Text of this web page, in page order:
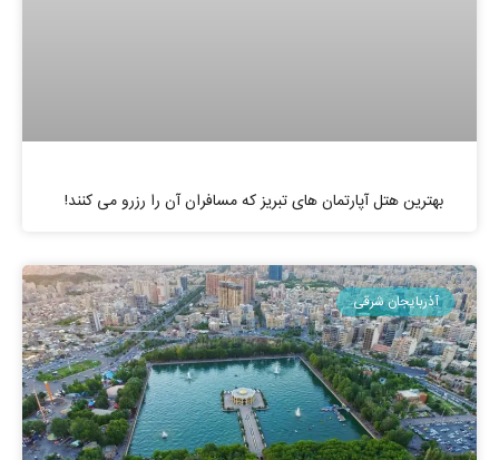
بهترین هتل آپارتمان های تبریز که مسافران آن را رزرو می کنند!
آذربایجان شرقی